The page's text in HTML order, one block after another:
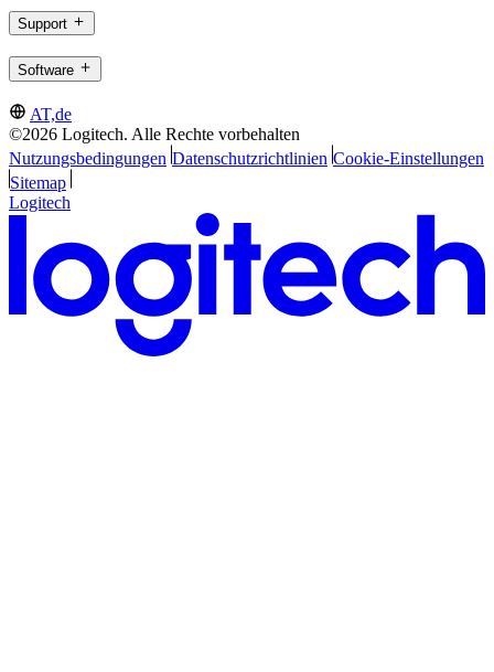
Support
Software
AT,de
©2026 Logitech. Alle Rechte vorbehalten
Nutzungsbedingungen Datenschutzrichtlinien Cookie-Einstellungen
Sitemap
Logitech